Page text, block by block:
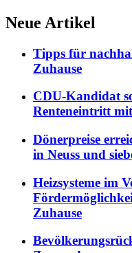
Neue Artikel
Tipps für
Zuhause
CDU-Kandidat
Renteneintritt
Dönerpreise
in Neuss und
Heizsysteme im
Zuhause